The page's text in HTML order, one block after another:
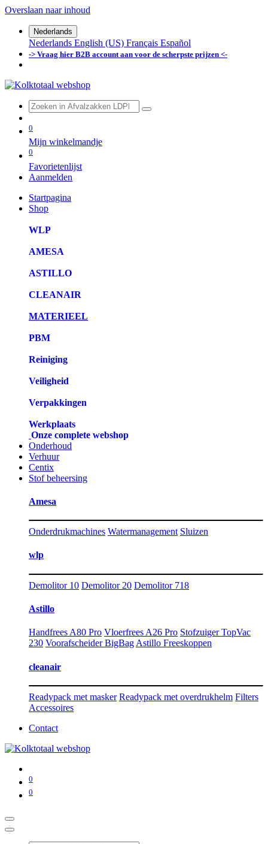
Overslaan naar inhoud
Nederlands
Nederlands English (US) Français Español
-> Vraag hier B2B account aan voor de scherpste prijzen <-
0
Mijn winkelmandje
0
Favorietenlijst
Aanmelden
Startpagina
Shop
WLP
AMESA
ASTILLO
CLEANAIR
MATERIEEL
PBM
Reiniging
Veiligheid
Verpakkingen
Werkplaats
Onze complete webshop
Onderhoud
Verhuur
Centix
Stof beheersing
Amesa
Onderdrukmachines Watermanagement Sluizen
wlp
Demolitor 10 Demolitor 20 Demolitor 718
Astillo
Handfrees A80 Pro Vloerfrees A26 Pro Stofzuiger TopVac
230 Voorafscheider BigBag Astillo Freeskoppen
cleanair
Readypack met masker Readypack met overdrukhelm Filters
Accessoires
Contact
0
0